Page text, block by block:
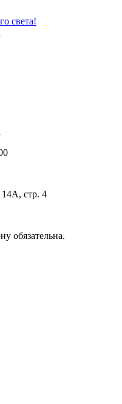
света!
14А, стр. 4
обязательна.